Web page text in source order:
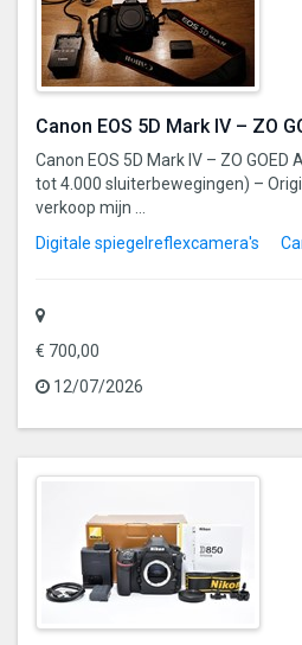
Canon EOS 5D Mark IV – ZO
Canon EOS 5D Mark IV – ZO GOED
tot 4.000 sluiterbewegingen) –
verkoop mijn ...
Digitale spiegelreflexcamera's
€ 700,00
12/07/2026